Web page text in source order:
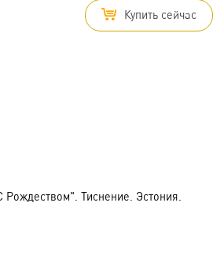
Купить сейчас
Рождеством". Тиснение. Эстония.